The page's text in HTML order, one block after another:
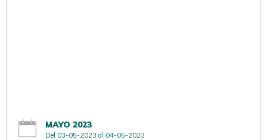
MAYO 2023
Del 03-05-2023 al 04-05-2023